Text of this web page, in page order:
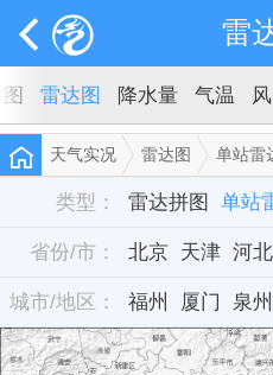
雷
雷达图 降水量 气温 风
天气实况 雷达图 单站雷
类型： 雷达拼图 单站
省份/市： 北京 天津 河北
吉林 黑龙江
福建 江西 山东
城市/地区： 福州 厦门 泉州
宁德